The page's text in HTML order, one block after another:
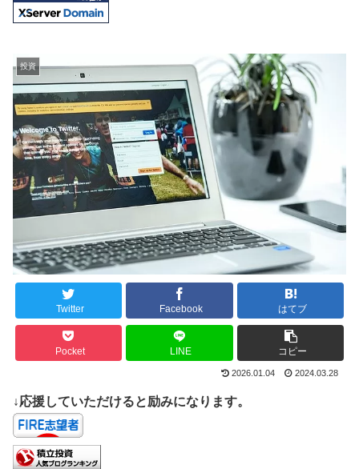
投資
Twitter Facebook はてブ
Pocket LINE コピー
2026.01.04 2024.03.28
↓応援していただけると励みになります。